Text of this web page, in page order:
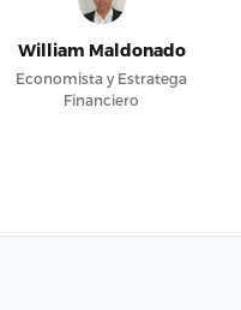
William Maldonado
Economista y Estratega
Financiero